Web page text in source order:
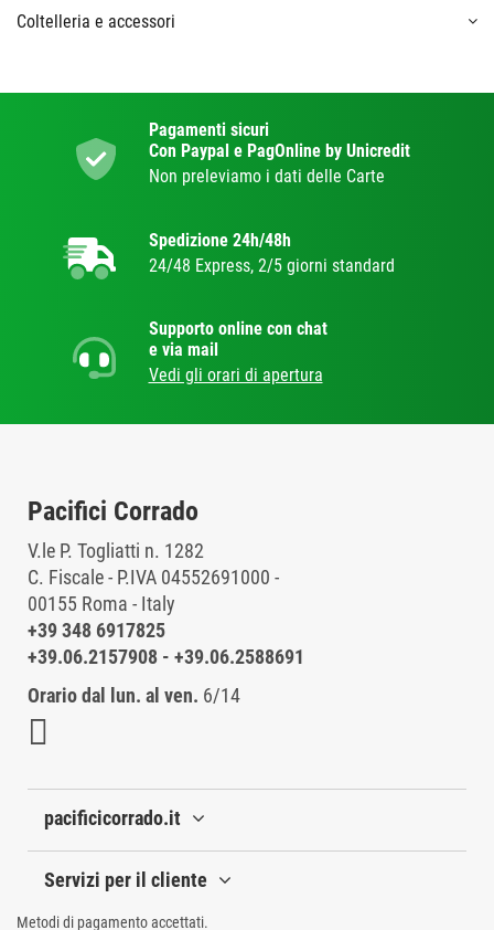
Coltelleria e accessori
Pagamenti sicuri
Con Paypal e PagOnline by Unicredit
Non preleviamo i dati delle Carte
Spedizione 24h/48h
24/48 Express, 2/5 giorni standard
Supporto online con chat
e via mail
Vedi gli orari di apertura
Pacifici Corrado
V.le P. Togliatti n. 1282
C. Fiscale - P.IVA 04552691000 -
00155 Roma - Italy
+39 348 6917825
+39.06.2157908 - +39.06.2588691
Orario dal lun. al ven. 6/14
pacificicorrado.it
Servizi per il cliente
Metodi di pagamento accettati.